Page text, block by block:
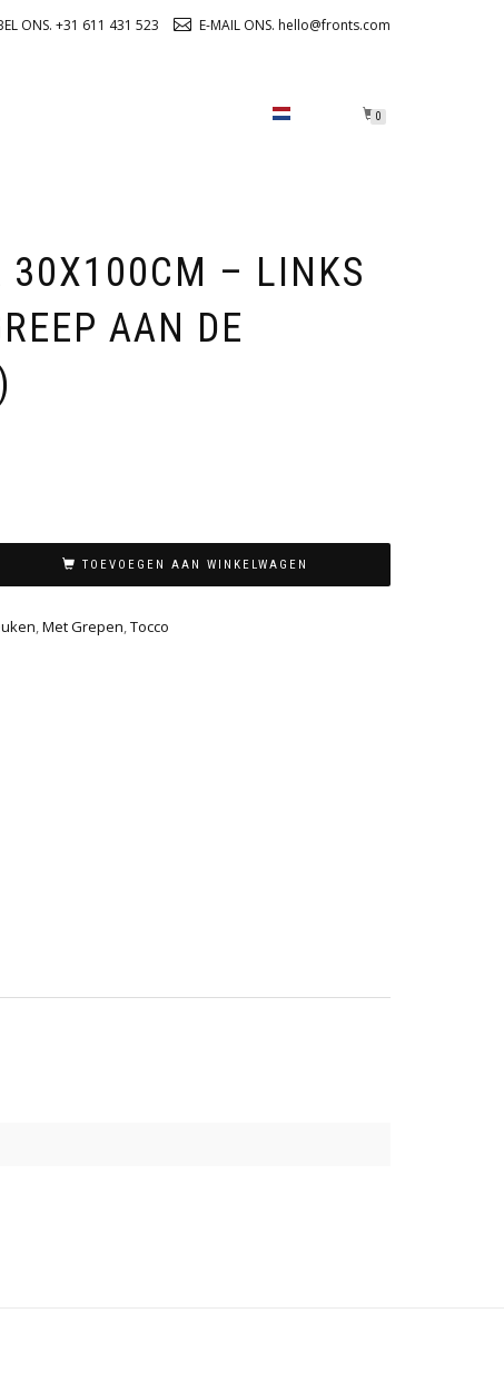
ONS. +31 611 431 523 E-MAIL ONS. hello@fronts.com
0
30X100CM – LINKS
AAN DE
TOEVOEGEN AAN WINKELWAGEN
,Met Grepen,Tocco